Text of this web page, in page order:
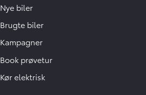
Nye biler
Brugte biler
Kampagner
Book prøvetur
Kør elektrisk